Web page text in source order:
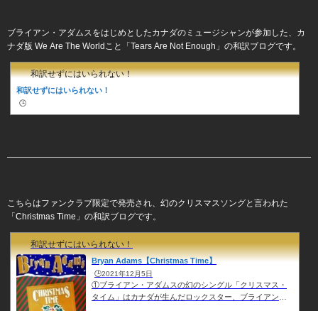
ブライアン・アダムスをはじめとしたカナダのミュージシャンが参加した、カ
ナダ版 We Are The Worldこと「Tears Are Not Enough」の和訳ブログです。
和訳せずにはいられない！
和訳せずにはいられない！
🕒️
こちらはファンクラブ限定で発売され、幻のクリスマスソングと言われた
「Christmas Time」の和訳ブログです。
和訳せずにはいられない！
Bryan Adams【Christmas Time】
🕒️2021年12月5日
①ブライアン・アダムスの幻のシングル「クリスマス・
タイム」はカナダが生んだロックスター、ブライアン・